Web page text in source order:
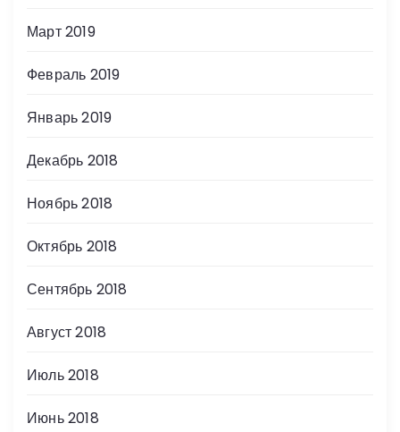
Март 2019
Февраль 2019
Январь 2019
Декабрь 2018
Ноябрь 2018
Октябрь 2018
Сентябрь 2018
Август 2018
Июль 2018
Июнь 2018